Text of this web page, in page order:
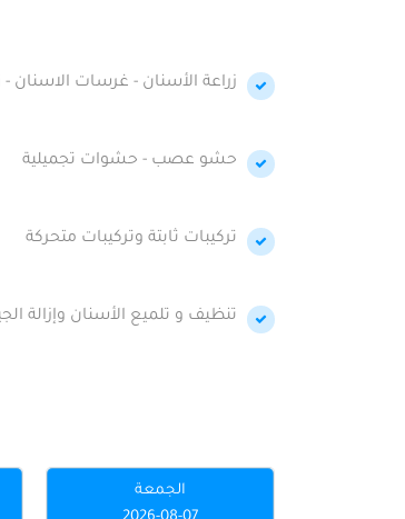
زراعة الأسنان - غرسات الاسنان -
حشو عصب - حشوات تجميلية
تركيبات ثابتة وتركيبات متحركة
تنظيف و تلميع الأسنان وإزالة
الجمعة